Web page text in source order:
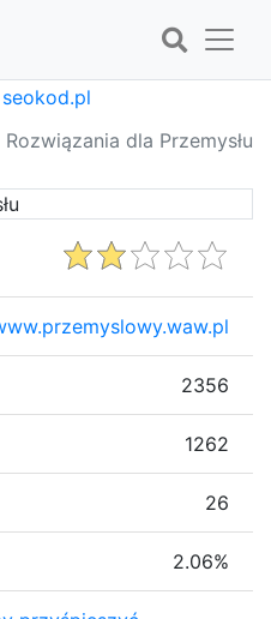
Rozwiązania dla Przemysłu
2356
1262
26
2.06%